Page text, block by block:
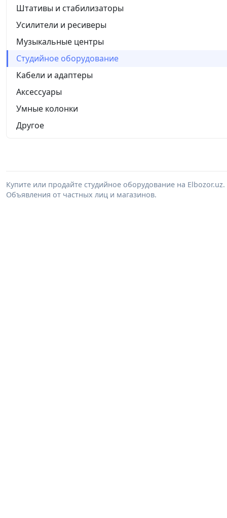
Штативы и стабилизаторы
Усилители и ресиверы
Музыкальные центры
Студийное оборудование
Кабели и адаптеры
Аксессуары
Умные колонки
Другое
Купите или продайте студийное оборудование на
Объявления от частных лиц и магазинов.